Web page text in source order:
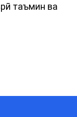
таъмин ва